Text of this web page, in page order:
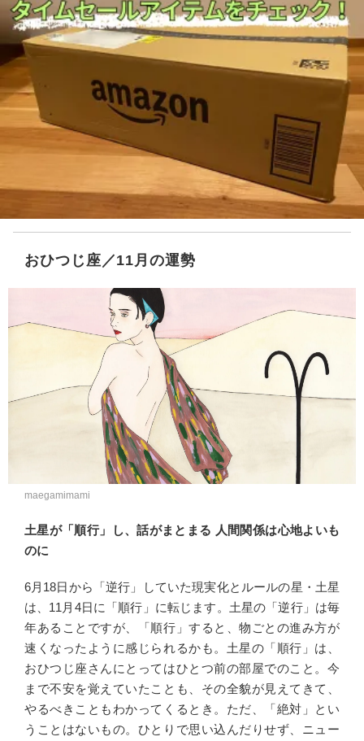
おひつじ座／11月の運勢
maegamimami
土星が「順行」し、話がまとまる 人間関係は心地よいも
のに
6月18日から「逆行」していた現実化とルールの星・土星
は、11月4日に「順行」に転じます。土星の「逆行」は毎
年あることですが、「順行」すると、物ごとの進み方が
速くなったように感じられるかも。土星の「順行」は、
おひつじ座さんにとってはひとつ前の部屋でのこと。今
まで不安を覚えていたことも、その全貌が見えてきて、
やるべきこともわかってくるとき。ただ、「絶対」とい
うことはないもの。ひとりで思い込んだりせず、ニュー